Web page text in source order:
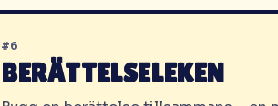
#6
BERÄTTELSELEKEN